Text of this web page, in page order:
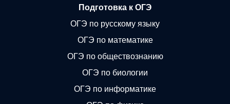
Подготовка к ОГЭ
ОГЭ по русскому языку
ОГЭ по математике
ОГЭ по обществознанию
ОГЭ по биологии
ОГЭ по информатике